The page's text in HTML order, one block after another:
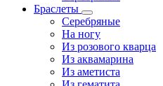
Браслеты
Серебряные
На ногу
Из розового кварца
Из аквамарина
Из аметиста